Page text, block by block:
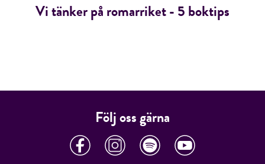
Vi tänker på romarriket - 5 boktips
Följ oss gärna